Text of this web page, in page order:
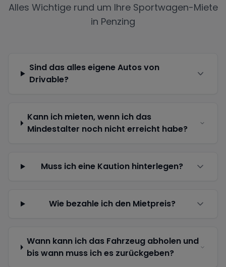
Alles Wichtige rund um Ihre Sportwagen-Miete
in Penzing
Sind das alles eigene Autos von
Drivable?
Kann ich mieten, wenn ich das
Mindestalter noch nicht erreicht habe?
Muss ich eine Kaution hinterlegen?
Wie bezahle ich den Mietpreis?
Wann kann ich das Fahrzeug abholen und
bis wann muss ich es zurückgeben?